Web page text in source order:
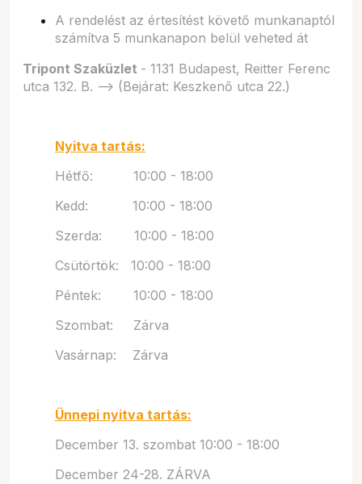
A rendelést az értesítést követő munkanaptól
számítva 5 munkanapon belül veheted át
Tripont Szaküzlet - 1131 Budapest, Reitter Ferenc
utca 132. B. --> (Bejárat: Keszkenő utca 22.)
Nyitva tartás:
Hétfő: 10:00 - 18:00
Kedd: 10:00 - 18:00
Szerda: 10:00 - 18:00
Csütörtök: 10:00 - 18:00
Péntek: 10:00 - 18:00
Szombat: Zárva
Vasárnap: Zárva
Ünnepi nyitva tartás:
December 13. szombat 10:00 - 18:00
December 24-28. ZÁRVA